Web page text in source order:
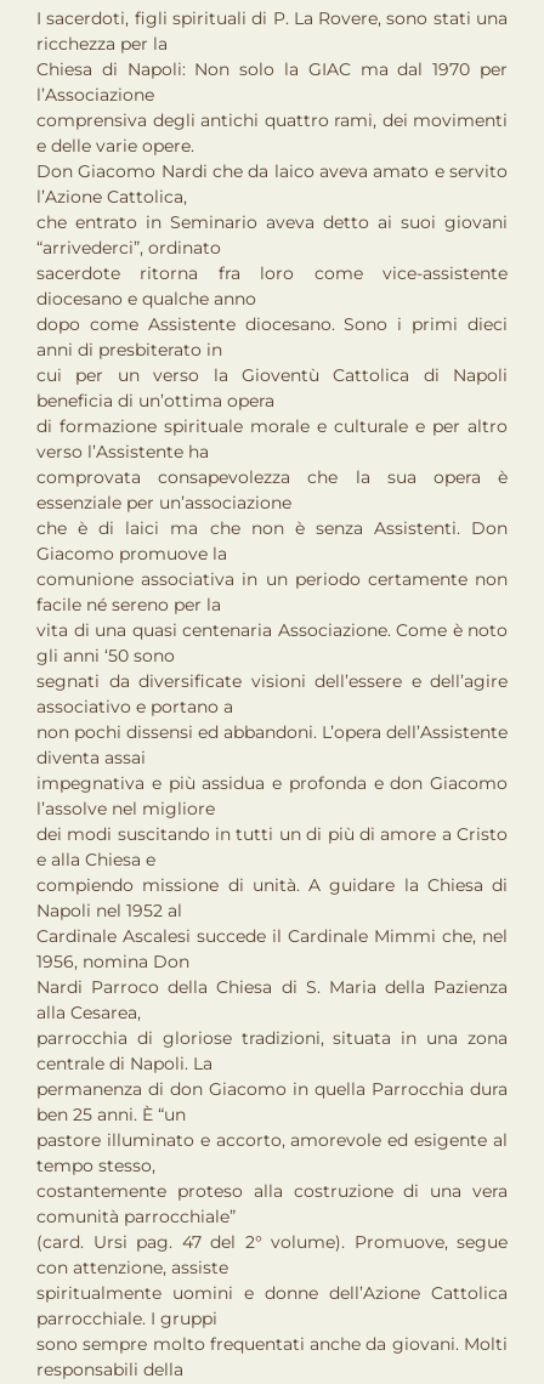
I sacerdoti, figli spirituali di P. La Rovere, sono stati una
ricchezza per la
Chiesa di Napoli: Non solo la GIAC ma dal 1970 per
l’Associazione
comprensiva degli antichi quattro rami, dei movimenti
e delle varie opere.
Don Giacomo Nardi che da laico aveva amato e servito
l’Azione Cattolica,
che entrato in Seminario aveva detto ai suoi giovani
“arrivederci”, ordinato
sacerdote ritorna fra loro come vice-assistente
diocesano e qualche anno
dopo come Assistente diocesano. Sono i primi dieci
anni di presbiterato in
cui per un verso la Gioventù Cattolica di Napoli
beneficia di un’ottima opera
di formazione spirituale morale e culturale e per altro
verso l’Assistente ha
comprovata consapevolezza che la sua opera è
essenziale per un’associazione
che è di laici ma che non è senza Assistenti. Don
Giacomo promuove la
comunione associativa in un periodo certamente non
facile né sereno per la
vita di una quasi centenaria Associazione. Come è noto
gli anni ‘50 sono
segnati da diversificate visioni dell’essere e dell’agire
associativo e portano a
non pochi dissensi ed abbandoni. L’opera dell’Assistente
diventa assai
impegnativa e più assidua e profonda e don Giacomo
l’assolve nel migliore
dei modi suscitando in tutti un di più di amore a Cristo
e alla Chiesa e
compiendo missione di unità. A guidare la Chiesa di
Napoli nel 1952 al
Cardinale Ascalesi succede il Cardinale Mimmi che, nel
1956, nomina Don
Nardi Parroco della Chiesa di S. Maria della Pazienza
alla Cesarea,
parrocchia di gloriose tradizioni, situata in una zona
centrale di Napoli. La
permanenza di don Giacomo in quella Parrocchia dura
ben 25 anni. È “un
pastore illuminato e accorto, amorevole ed esigente al
tempo stesso,
costantemente proteso alla costruzione di una vera
comunità parrocchiale”
(card. Ursi pag. 47 del 2° volume). Promuove, segue
con attenzione, assiste
spiritualmente uomini e donne dell’Azione Cattolica
parrocchiale. I gruppi
sono sempre molto frequentati anche da giovani. Molti
responsabili della